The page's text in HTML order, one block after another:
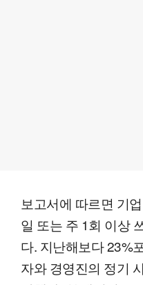
보고서에 따르면 기
일 또는 주 1회 이상
다. 지난해보다 23%
자와 경영진의 정기